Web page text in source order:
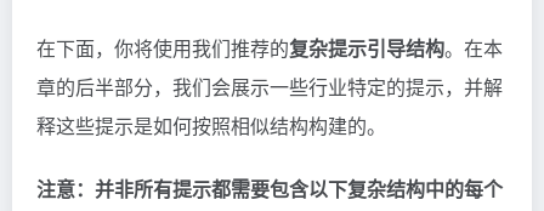
在下面，你将使用我们推荐的复杂提示引导结构。在本
章的后半部分，我们会展示一些行业特定的提示，并解
释这些提示是如何按照相似结构构建的。
注意：并非所有提示都需要包含以下复杂结构中的每个